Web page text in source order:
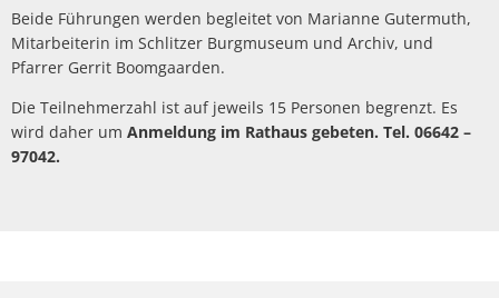
Beide Führungen werden begleitet von Marianne Gutermuth,
Mitarbeiterin im Schlitzer Burgmuseum und Archiv, und
Pfarrer Gerrit Boomgaarden.
Die Teilnehmerzahl ist auf jeweils 15 Personen begrenzt. Es
wird daher um Anmeldung im Rathaus gebeten. Tel. 06642 –
97042.